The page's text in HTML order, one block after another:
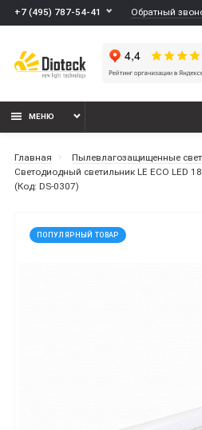
+7 (495) 787-54-41 Обратный
МЕНЮ
Главная
Пылевлагозащищенные
Светодиодный светильник LE ECO LED
(Код: DS-0307)
ПОПУЛЯРНЫЙ ТОВАР